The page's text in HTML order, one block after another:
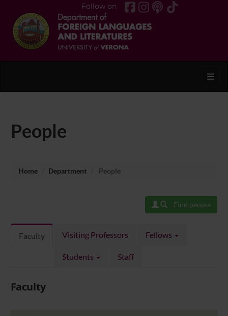
Follow on
People
Home Department People
Find people
Faculty Visiting Professors Fellows
Students Staff
Faculty